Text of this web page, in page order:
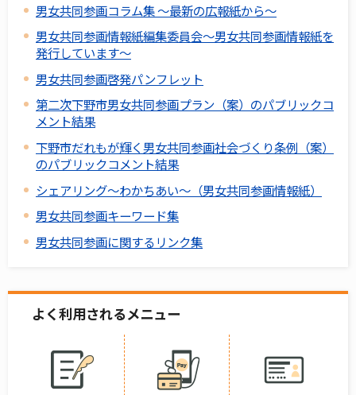
男女共同参画コラム集 ～最新の広報紙から～
男女共同参画情報紙編集委員会～男女共同参画情報紙を
発行しています～
男女共同参画啓発パンフレット
第二次下野市男女共同参画プラン（案）のパブリックコ
メント結果
下野市だれもが輝く男女共同参画社会づくり条例（案）
のパブリックコメント結果
シェアリング～わかちあい～（男女共同参画情報紙）
男女共同参画キーワード集
男女共同参画に関するリンク集
よく利用されるメニュー